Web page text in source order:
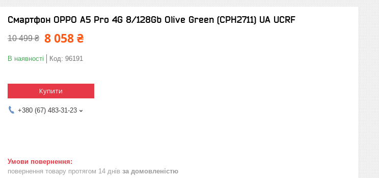
Смартфон OPPO A5 Pro 4G 8/128Gb Olive Green (CPH2711) UA UCRF
10 499 ₴ 8 058 ₴
В наявності Код: 96191
Купити
+380 (67) 483-31-23
повернення товару протягом 14 днів за домовленістю